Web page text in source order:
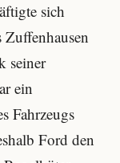
sich
Zuffenhausen
seiner
ein
Fahrzeugs
Ford den